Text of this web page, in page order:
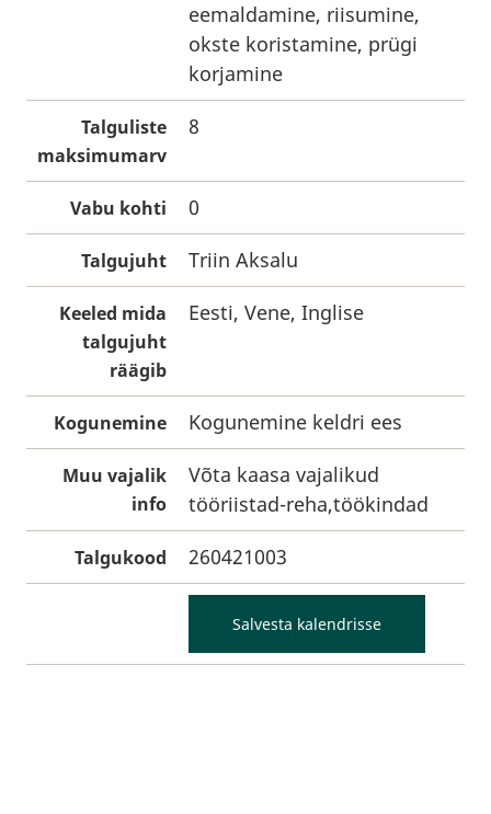
eemaldamine, riisumine,
okste koristamine, prügi
korjamine
Talguliste
maksimumarv
8
Vabu kohti 0
Talgujuht Triin Aksalu
Keeled mida
talgujuht
räägib
Eesti, Vene, Inglise
Kogunemine Kogunemine keldri ees
Muu vajalik
info
Võta kaasa vajalikud
tööriistad-reha,töökindad
Talgukood 260421003
Salvesta kalendrisse